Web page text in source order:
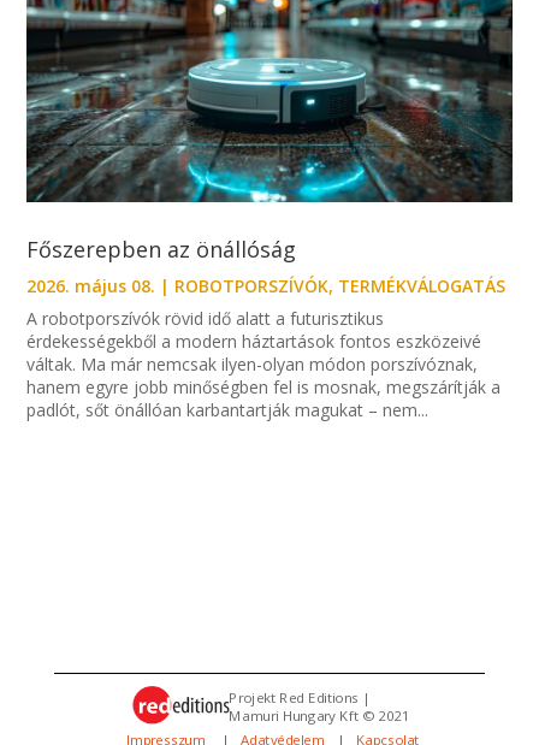
Főszerepben az önállóság
2026. május 08. | ROBOTPORSZÍVÓK, TERMÉKVÁLOGATÁS
A robotporszívók rövid idő alatt a futurisztikus
érdekességekből a modern háztartások fontos eszközeivé
váltak. Ma már nemcsak ilyen-olyan módon porszívóznak,
hanem egyre jobb minőségben fel is mosnak, megszárítják a
padlót, sőt önállóan karbantartják magukat – nem...
Projekt Red Editions |
Mamuri Hungary Kft © 2021
Impresszum
| Adatvédelem | Kapcsolat